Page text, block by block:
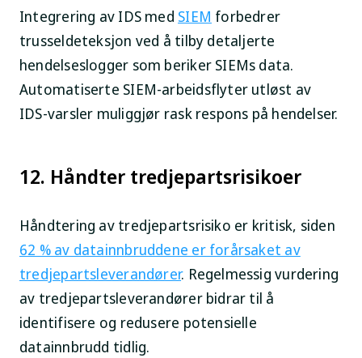
Integrering av IDS med SIEM forbedrer
trusseldeteksjon ved å tilby detaljerte
hendelseslogger som beriker SIEMs data.
Automatiserte SIEM-arbeidsflyter utløst av
IDS-varsler muliggjør rask respons på hendelser.
12. Håndter tredjepartsrisikoer
Håndtering av tredjepartsrisiko er kritisk, siden
62 % av datainnbruddene er forårsaket av
tredjepartsleverandører. Regelmessig vurdering
av tredjepartsleverandører bidrar til å
identifisere og redusere potensielle
datainnbrudd tidlig.